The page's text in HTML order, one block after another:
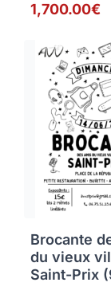
1,700.00€
Brocante
du vieux
Saint-Prix